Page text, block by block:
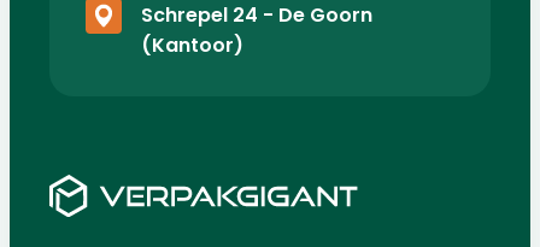
Schrepel 24 - De Goorn
(Kantoor)